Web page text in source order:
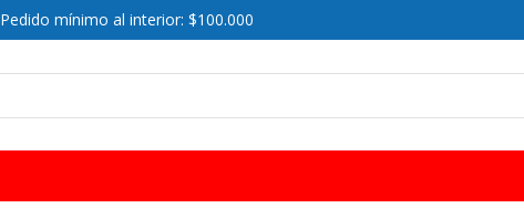
Pedido mínimo al interior: $100.000